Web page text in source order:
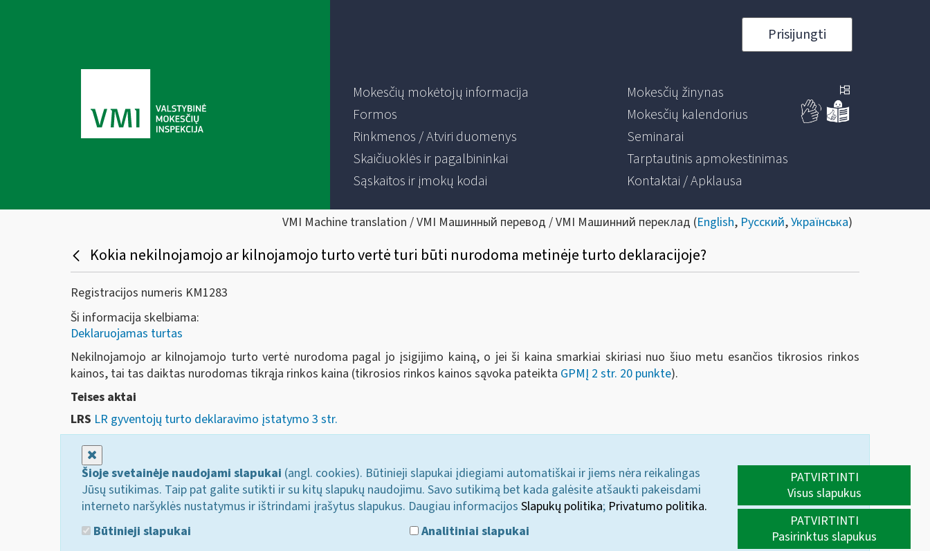
Prisijungti
Mokesčių mokėtojų informacija
Formos
Rinkmenos / Atviri duomenys
Skaičiuoklės ir pagalbininkai
Sąskaitos ir įmokų kodai
Mokesčių žinynas
Mokesčių kalendorius
Seminarai
Tarptautinis apmokestinimas
Kontaktai / Apklausa
VMI Machine translation / VMI Машинный перевод / VMI Машинний переклад (English, Русский,Українська)
Kokia nekilnojamojo ar kilnojamojo turto vertė turi būti nurodoma metinėje turto deklaracijoje?
Registracijos numeris KM1283
Ši informacija skelbiama:
Deklaruojamas turtas
Nekilnojamojo ar kilnojamojo turto vertė nurodoma pagal jo įsigijimo kainą, o jei ši kaina smarkiai skiriasi nuo šiuo metu esančios tikrosios rinkos
kainos, tai tas daiktas nurodomas tikrąja rinkos kaina (tikrosios rinkos kainos sąvoka pateikta GPMĮ 2 str. 20 punkte).
Teises aktai
LRS LR gyventojų turto deklaravimo įstatymo 3 str.
Šioje svetainėje naudojami slapukai (angl. cookies). Būtinieji slapukai įdiegiami automatiškai ir jiems nėra reikalingas
Jūsų sutikimas. Taip pat galite sutikti ir su kitų slapukų naudojimu. Savo sutikimą bet kada galėsite atšaukti pakeisdami
interneto naršyklės nustatymus ir ištrindami įrašytus slapukus. Daugiau informacijos Slapukų politika; Privatumo politika.
Būtinieji slapukai
Analitiniai slapukai
PATVIRTINTI
Visus slapukus
PATVIRTINTI
Pasirinktus slapukus